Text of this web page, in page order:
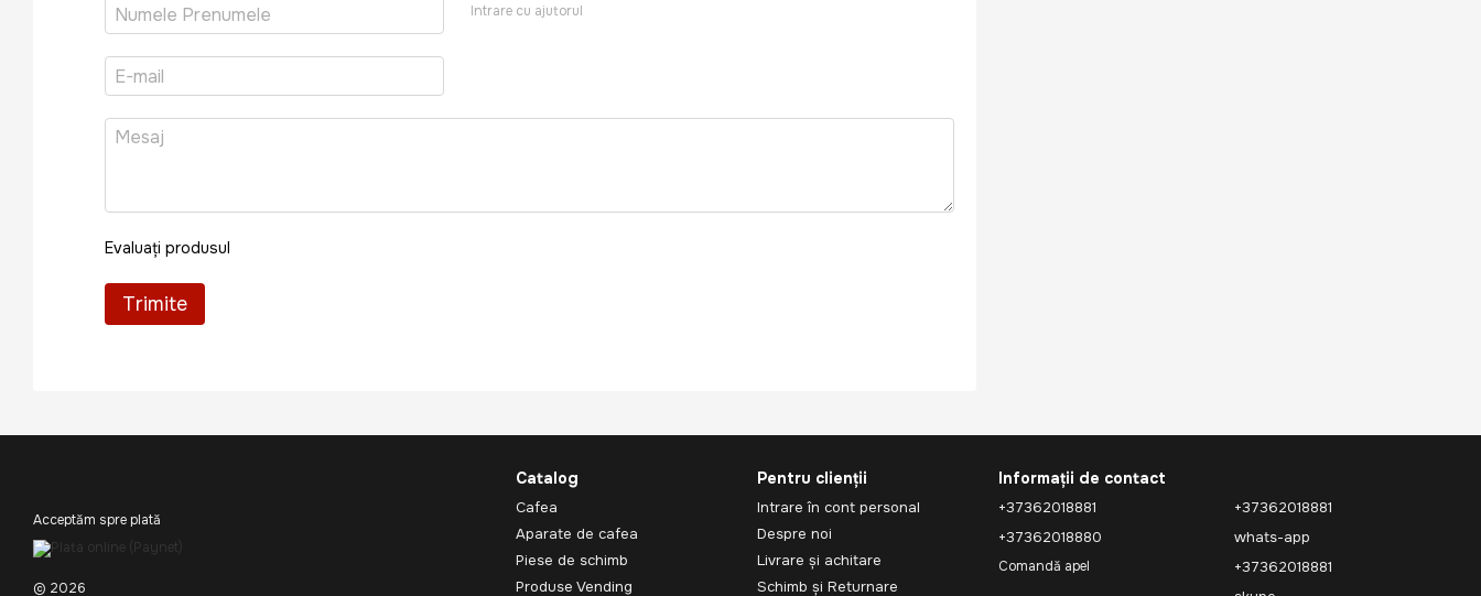
Intrare cu ajutorul
Evaluați produsul
Trimite
Acceptăm spre plată
© 2026
Catalog
Cafea
Aparate de cafea
Piese de schimb
Produse Vending
Pentru clienții
Intrare în cont personal
Despre noi
Livrare și achitare
Schimb și Returnare
Informații de contact
+37362018881
+37362018880
Comandă apel
+37362018881
whats-app
+37362018881